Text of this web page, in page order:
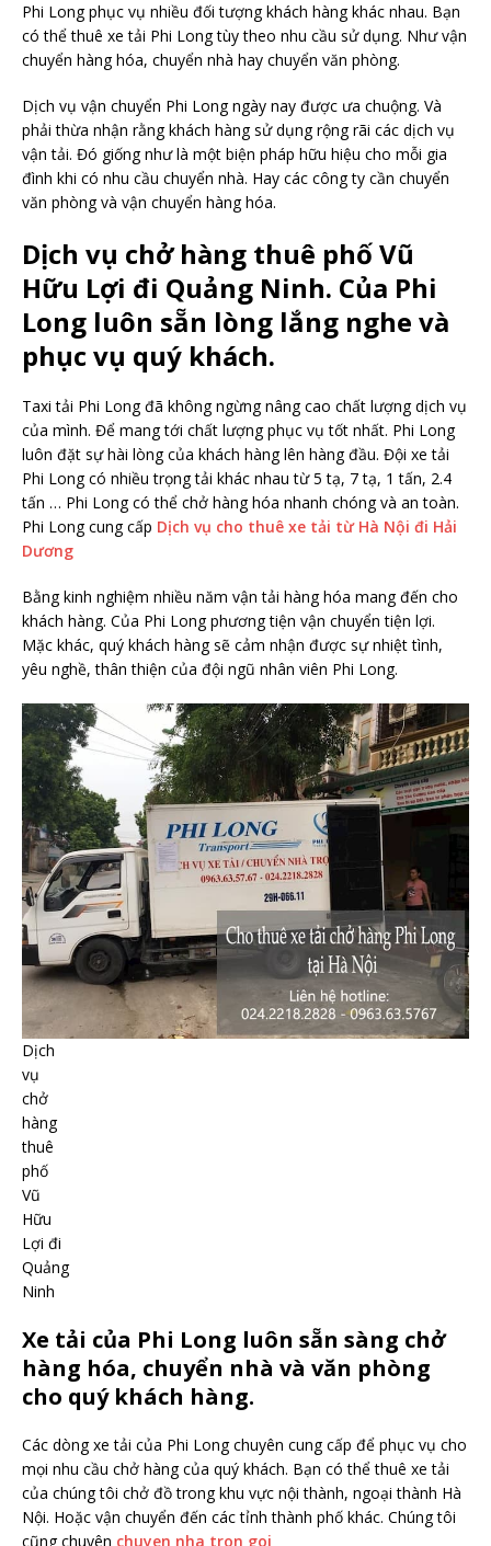
Phi Long phục vụ nhiều đối tượng khách hàng khác nhau. Bạn
có thể thuê xe tải Phi Long tùy theo nhu cầu sử dụng. Như vận
chuyển hàng hóa, chuyển nhà hay chuyển văn phòng.
Dịch vụ vận chuyển Phi Long ngày nay được ưa chuộng. Và
phải thừa nhận rằng khách hàng sử dụng rộng rãi các dịch vụ
vận tải. Đó giống như là một biện pháp hữu hiệu cho mỗi gia
đình khi có nhu cầu chuyển nhà. Hay các công ty cần chuyển
văn phòng và vận chuyển hàng hóa.
Dịch vụ chở hàng thuê phố Vũ
Hữu Lợi đi Quảng Ninh. Của Phi
Long luôn sẵn lòng lắng nghe và
phục vụ quý khách.
Taxi tải Phi Long đã không ngừng nâng cao chất lượng dịch vụ
của mình. Để mang tới chất lượng phục vụ tốt nhất. Phi Long
luôn đặt sự hài lòng của khách hàng lên hàng đầu. Đội xe tải
Phi Long có nhiều trọng tải khác nhau từ 5 tạ, 7 tạ, 1 tấn, 2.4
tấn … Phi Long có thể chở hàng hóa nhanh chóng và an toàn.
Phi Long cung cấp Dịch vụ cho thuê xe tải từ Hà Nội đi Hải
Dương
Bằng kinh nghiệm nhiều năm vận tải hàng hóa mang đến cho
khách hàng. Của Phi Long phương tiện vận chuyển tiện lợi.
Mặc khác, quý khách hàng sẽ cảm nhận được sự nhiệt tình,
yêu nghề, thân thiện của đội ngũ nhân viên Phi Long.
Dịch
vụ
chở
hàng
thuê
phố
Vũ
Hữu
Lợi đi
Quảng
Ninh
Xe tải của Phi Long luôn sẵn sàng chở
hàng hóa, chuyển nhà và văn phòng
cho quý khách hàng.
Các dòng xe tải của Phi Long chuyên cung cấp để phục vụ cho
mọi nhu cầu chở hàng của quý khách. Bạn có thể thuê xe tải
của chúng tôi chở đồ trong khu vực nội thành, ngoại thành Hà
Nội. Hoặc vận chuyển đến các tỉnh thành phố khác. Chúng tôi
cũng chuyên chuyen nha tron goi